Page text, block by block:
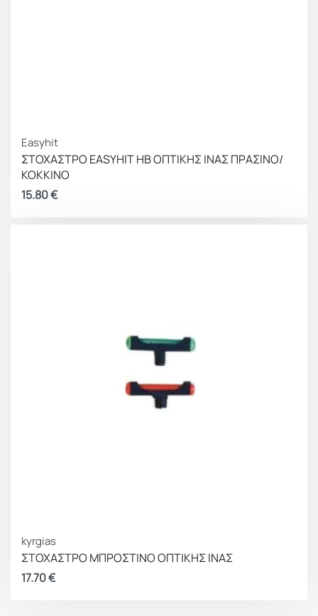
Easyhit
ΣΤΟΧΑΣΤΡΟ EASYHIT HB ΟΠΤΙΚΗΣ ΙΝΑΣ ΠΡΑΣΙΝΟ/
ΚΟΚΚΙΝΟ
15.80€
kyrgias
ΣΤΟΧΑΣΤΡΟ ΜΠΡΟΣΤΙΝΟ ΟΠΤΙΚΗΣ ΙΝΑΣ
17.70€